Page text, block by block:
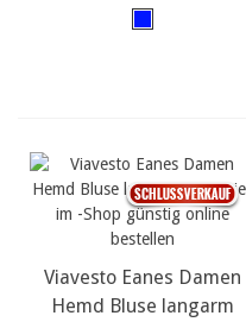
Viavesto Eanes Damen
Hemd Bluse langarm